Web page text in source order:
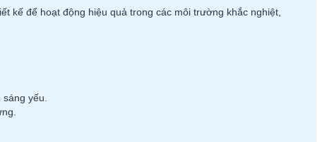
kế để hoạt động hiệu quả trong các môi trường khắc nghiệt,
yếu.